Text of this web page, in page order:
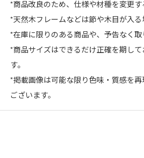
*商品改良のため、仕様や材種を変更
*天然木フレームなどは節や木目が入る
*在庫に限りのある商品や、予告なく
*商品サイズはできるだけ正確を期し
す。
*掲載画像は可能な限り色味・質感を
ございます。